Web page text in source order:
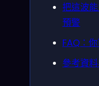
把這波
預警
FAQ：
參考資